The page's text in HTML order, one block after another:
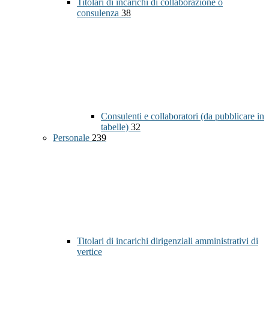
Titolari di incarichi di collaborazione o
consulenza 38
Consulenti e collaboratori (da pubblicare in
tabelle) 32
Personale 239
Titolari di incarichi dirigenziali amministrativi di
vertice